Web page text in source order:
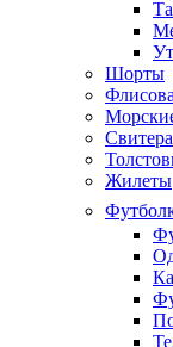
Шорты
Свитера
Жилеты